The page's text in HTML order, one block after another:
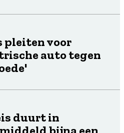
pleiten voor
auto tegen
duurt in
bijna een